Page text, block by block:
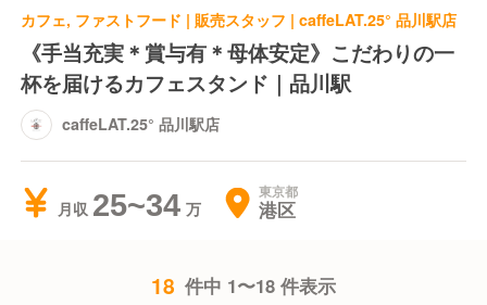
カフェ, ファストフード | 販売スタッフ | caffeLAT.25° 品川駅店
《手当充実＊賞与有＊母体安定》こだわりの一
杯を届けるカフェスタンド｜品川駅
caffeLAT.25° 品川駅店
月収 25~34 東京都
港区
18 件中 1〜18 件表示